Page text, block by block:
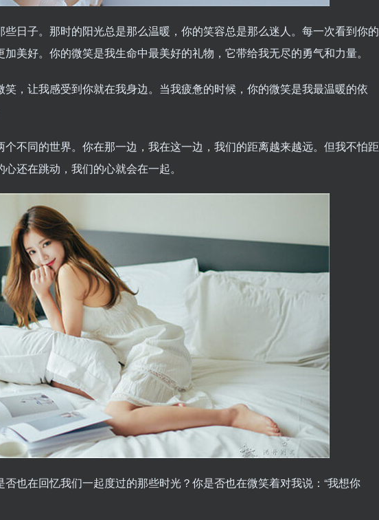
日子。那时的阳光总是那么温暖，你的笑容总是那么迷人。每一次看到你的
美好。你的微笑是我生命中最美好的礼物，它带给我无尽的勇气和力量。
，让我感受到你就在我身边。当我疲惫的时候，你的微笑是我最温暖的依
不同的世界。你在那一边，我在这一边，我们的距离越来越远。但我不怕距
还在跳动，我们的心就会在一起。
也在回忆我们一起度过的那些时光？你是否也在微笑着对我说：“我想你